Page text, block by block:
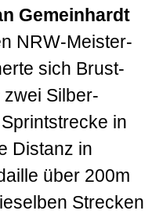
Gemein­hardt
NRW-Meister­
sich Brust­
zwei Silber­
in
Distanz in
über 200m
Strecken